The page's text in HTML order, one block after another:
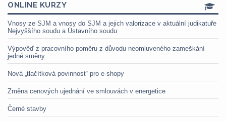
ONLINE KURZY
Vnosy ze SJM a vnosy do SJM a jejich valorizace v aktuální judikatuře
Nejvyššího soudu a Ústavního soudu
Výpověď z pracovního poměru z důvodu neomluveného zameškání
jedné směny
Nová „tlačítková povinnost“ pro e-shopy
Změna cenových ujednání ve smlouvách v energetice
Černé stavby